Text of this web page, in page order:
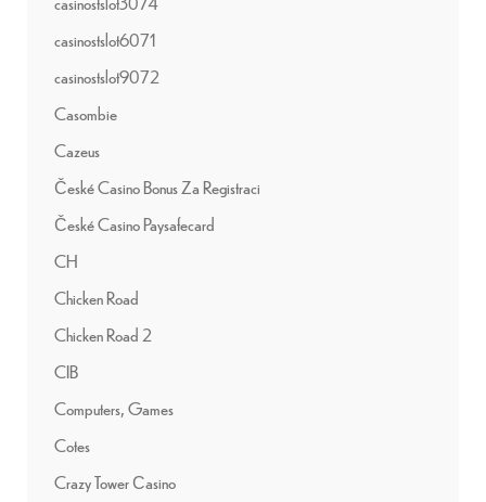
casinostslot6071
casinostslot9072
Casombie
Cazeus
České Casino Bonus Za Registraci
České Casino Paysafecard
CH
Chicken Road
Chicken Road 2
CIB
Computers, Games
Cotes
Crazy Tower Сasino